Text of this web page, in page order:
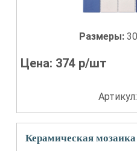
Размеры:
Цена: 374 р/шт
Керамическая